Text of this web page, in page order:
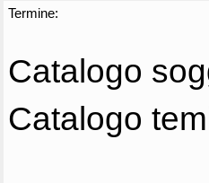
Termine:
Catalogo
Catalogo